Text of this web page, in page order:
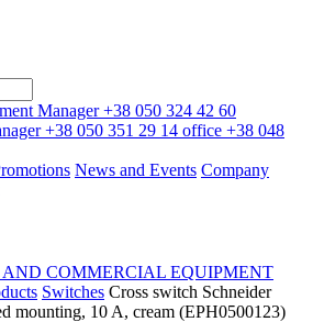
Manager+38 050 324 42 60
+38 050 351 29 14 office +38 048
News and Events Company
COMMERCIAL EQUIPMENT
Switches Cross switch Schneider
mounting, 10 A, cream (EPH0500123)